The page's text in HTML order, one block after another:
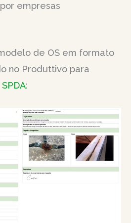
empresas
de OS em formato
no Produttivo para
SPDA: